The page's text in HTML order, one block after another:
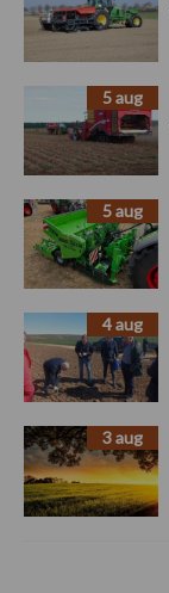
5 aug
5 aug
4 aug
3 aug